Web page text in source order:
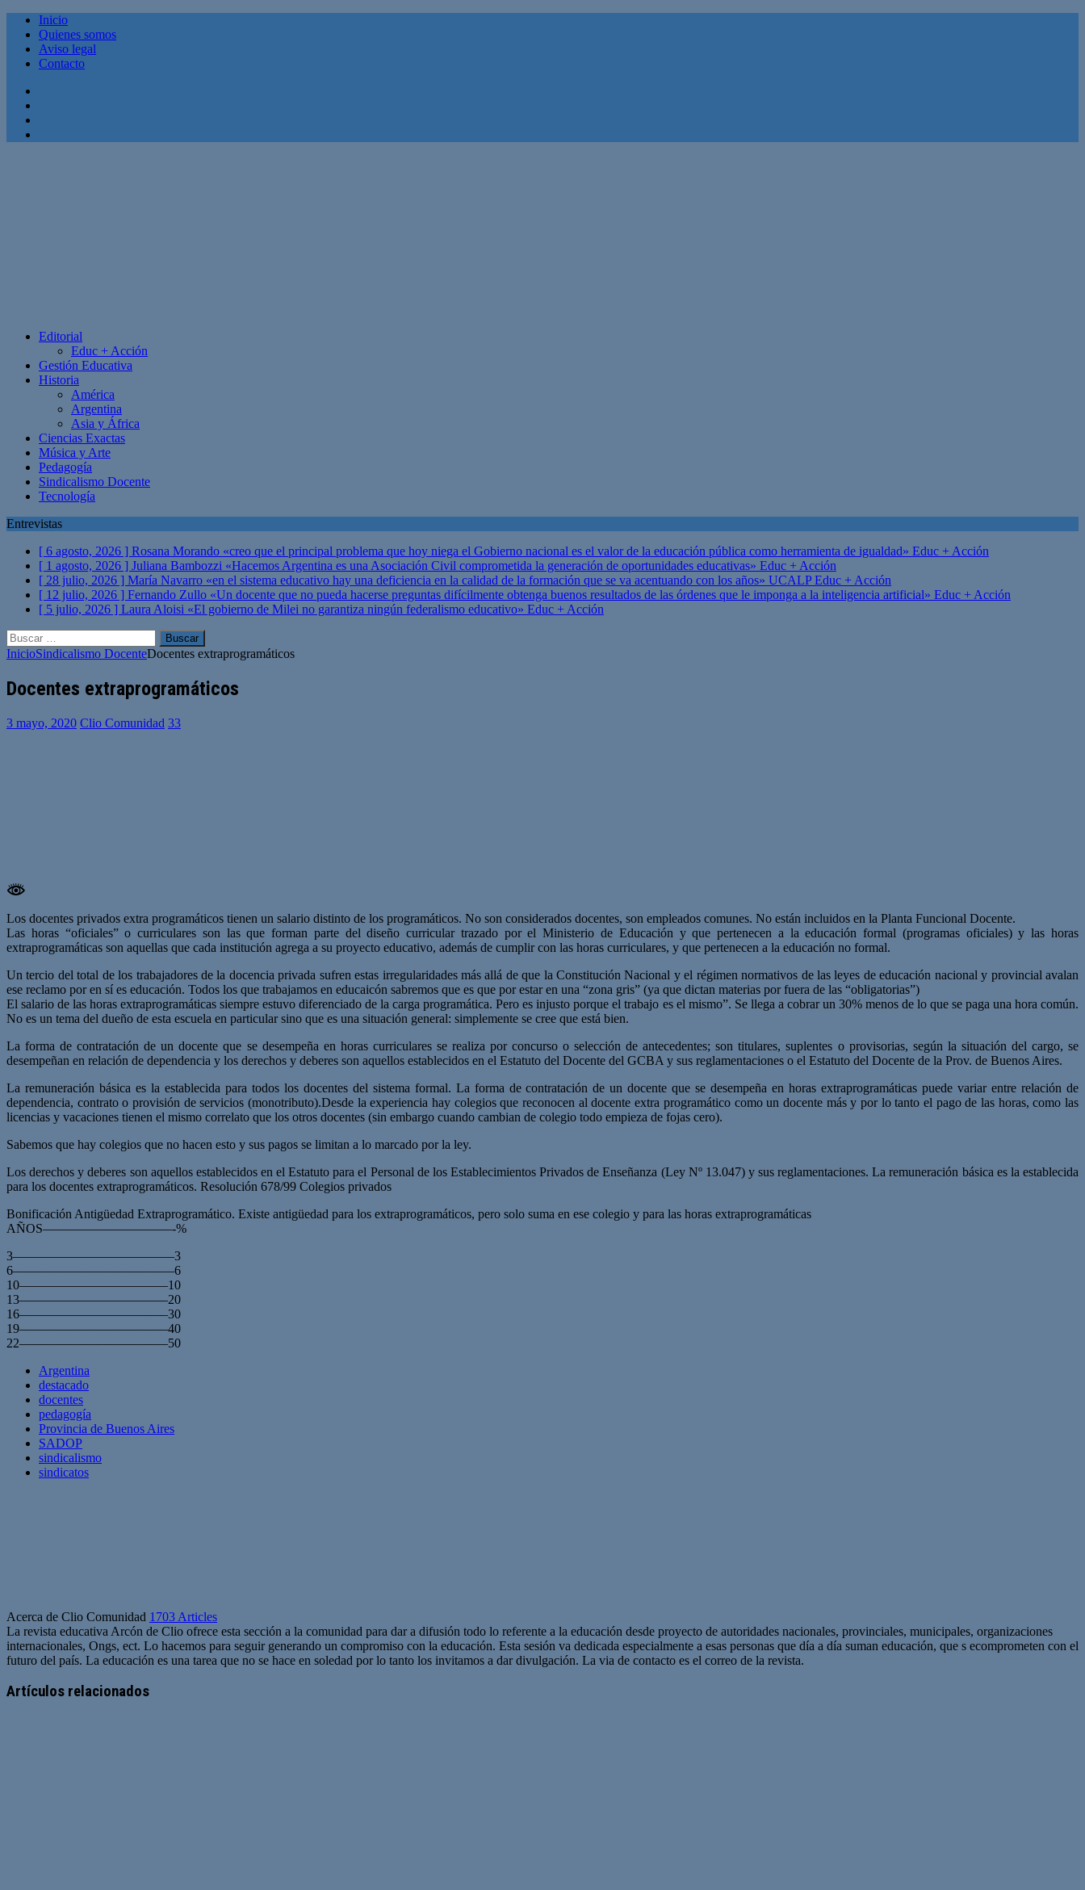
Inicio
Quienes somos
Aviso legal
Contacto
Editorial
Educ + Acción
Gestión Educativa
Historia
América
Argentina
Asia y África
Ciencias Exactas
Música y Arte
Pedagogía
Sindicalismo Docente
Tecnología
Entrevistas
[ 6 agosto, 2026 ] Rosana Morando «creo que el principal problema que hoy niega el Gobierno nacional es el valor de la educación pública como herramienta de igualdad» Educ + Acción
[ 1 agosto, 2026 ] Juliana Bambozzi «Hacemos Argentina es una Asociación Civil comprometida la generación de oportunidades educativas» Educ + Acción
[ 28 julio, 2026 ] María Navarro «en el sistema educativo hay una deficiencia en la calidad de la formación que se va acentuando con los años» UCALPEduc + Acción
[ 12 julio, 2026 ] Fernando Zullo «Un docente que no pueda hacerse preguntas difícilmente obtenga buenos resultados de las órdenes que le imponga a la inteligencia artificial» Educ + Acción
[ 5 julio, 2026 ] Laura Aloisi «El gobierno de Milei no garantiza ningún federalismo educativo» Educ + Acción
Buscar:
InicioSindicalismo DocenteDocentes extraprogramáticos
Docentes extraprogramáticos
3 mayo, 2020 Clio Comunidad 33
Los docentes privados extra programáticos tienen un salario distinto de los programáticos. No son considerados docentes, son empleados comunes. No están incluidos en la Planta Funcional Docente.
Las horas “oficiales” o curriculares son las que forman parte del diseño curricular trazado por el Ministerio de Educación y que pertenecen a la educación formal (programas oficiales) y las horas
extraprogramáticas son aquellas que cada institución agrega a su proyecto educativo, además de cumplir con las horas curriculares, y que pertenecen a la educación no formal.
Un tercio del total de los trabajadores de la docencia privada sufren estas irregularidades más allá de que la Constitución Nacional y el régimen normativos de las leyes de educación nacional y provincial avalan
ese reclamo por en sí es educación. Todos los que trabajamos en educaicón sabremos que es que por estar en una “zona gris” (ya que dictan materias por fuera de las “obligatorias”)
El salario de las horas extraprogramáticas siempre estuvo diferenciado de la carga programática. Pero es injusto porque el trabajo es el mismo”. Se llega a cobrar un 30% menos de lo que se paga una hora común.
No es un tema del dueño de esta escuela en particular sino que es una situación general: simplemente se cree que está bien.
La forma de contratación de un docente que se desempeña en horas curriculares se realiza por concurso o selección de antecedentes; son titulares, suplentes o provisorias, según la situación del cargo, se
desempeñan en relación de dependencia y los derechos y deberes son aquellos establecidos en el Estatuto del Docente del GCBA y sus reglamentaciones o el Estatuto del Docente de la Prov. de Buenos Aires.
La remuneración básica es la establecida para todos los docentes del sistema formal. La forma de contratación de un docente que se desempeña en horas extraprogramáticas puede variar entre relación de
dependencia, contrato o provisión de servicios (monotributo).Desde la experiencia hay colegios que reconocen al docente extra programático como un docente más y por lo tanto el pago de las horas, como las
licencias y vacaciones tienen el mismo correlato que los otros docentes (sin embargo cuando cambian de colegio todo empieza de fojas cero).
Sabemos que hay colegios que no hacen esto y sus pagos se limitan a lo marcado por la ley.
Los derechos y deberes son aquellos establecidos en el Estatuto para el Personal de los Establecimientos Privados de Enseñanza (Ley Nº 13.047) y sus reglamentaciones. La remuneración básica es la establecida
para los docentes extraprogramáticos. Resolución 678/99 Colegios privados
Bonificación Antigüedad Extraprogramático. Existe antigüedad para los extraprogramáticos, pero solo suma en ese colegio y para las horas extraprogramáticas
AÑOS——————————-%
3————————————–3
6————————————–6
10———————————–10
13———————————–20
16———————————–30
19———————————–40
22———————————–50
Argentina
destacado
docentes
pedagogía
Provincia de Buenos Aires
SADOP
sindicalismo
sindicatos
Acerca de Clio Comunidad 1703 Articles
La revista educativa Arcón de Clio ofrece esta sección a la comunidad para dar a difusión todo lo referente a la educación desde proyecto de autoridades nacionales, provinciales, municipales, organizaciones
internacionales, Ongs, ect. Lo hacemos para seguir generando un compromiso con la educación. Esta sesión va dedicada especialmente a esas personas que día a día suman educación, que s ecomprometen con el
futuro del país. La educación es una tarea que no se hace en soledad por lo tanto los invitamos a dar divulgación. La via de contacto es el correo de la revista.
web
Artículos relacionados